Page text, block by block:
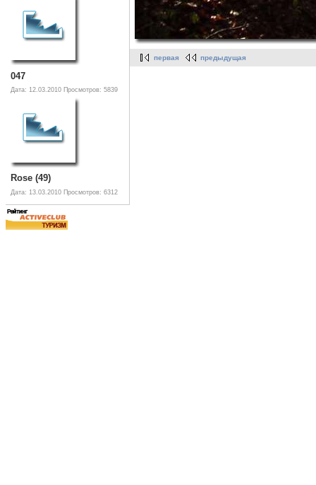
047
Дата: 12.03.2010 Просмотров: 5839
Rose (49)
Дата: 13.03.2010 Просмотров: 6312
первая предыдущая